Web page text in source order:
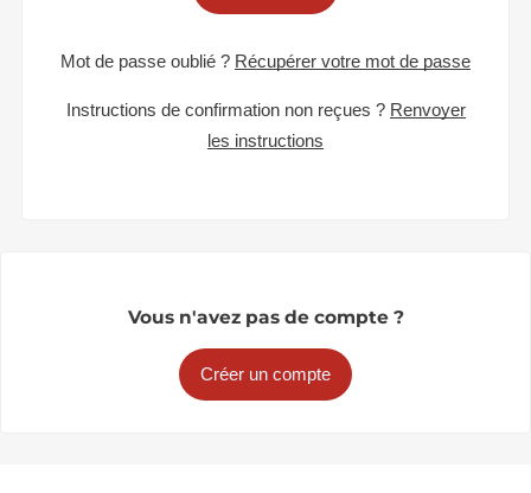
Mot de passe oublié ? Récupérer votre mot de passe
Instructions de confirmation non reçues ? Renvoyer
les instructions
Vous n'avez pas de compte ?
Créer un compte